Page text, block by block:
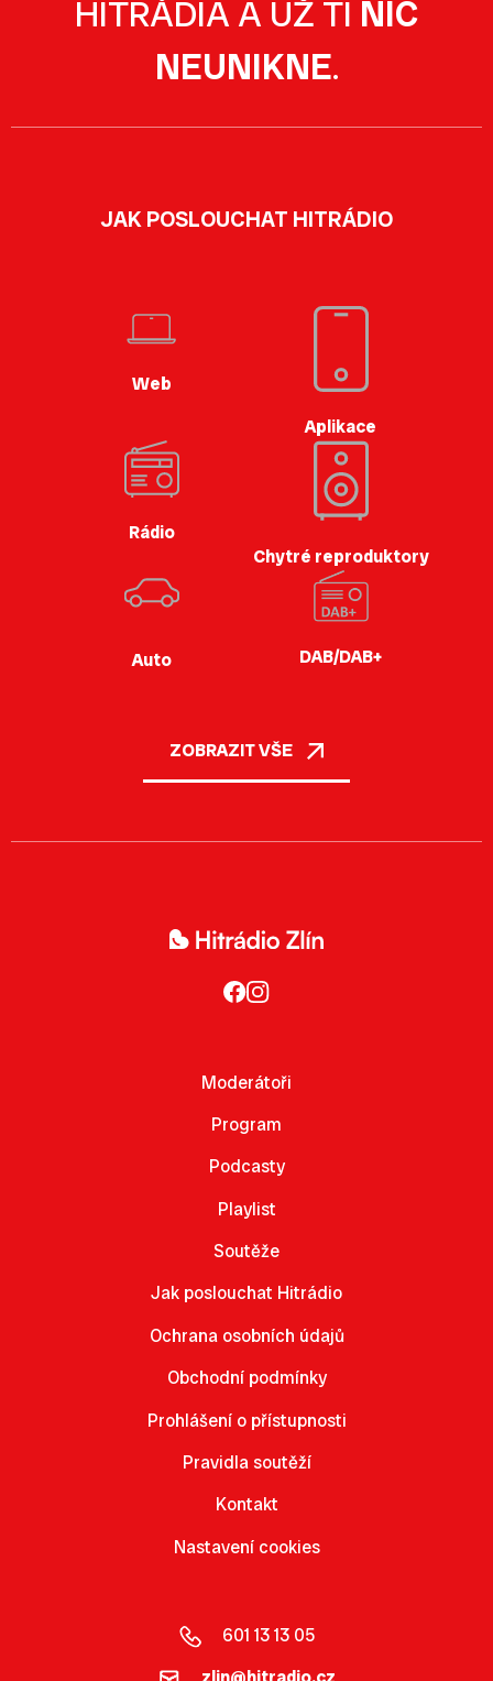
HITRÁDIA A UŽ TI NIC
NEUNIKNE.
JAK POSLOUCHAT HITRÁDIO
Web
Aplikace
Rádio
Chytré reproduktory
Auto DAB/DAB+
ZOBRAZIT VŠE
Moderátoři
Program
Podcasty
Playlist
Soutěže
Jak poslouchat Hitrádio
Ochrana osobních údajů
Obchodní podmínky
Prohlášení o přístupnosti
Pravidla soutěží
Kontakt
Nastavení cookies
601 13 13 05